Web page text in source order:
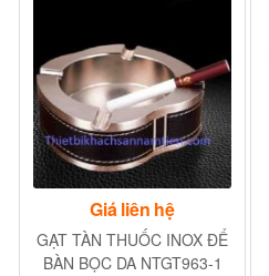
Giá liên hệ
GẠT TÀN THUỐC INOX ĐỂ
BÀN BỌC DA NTGT963-1